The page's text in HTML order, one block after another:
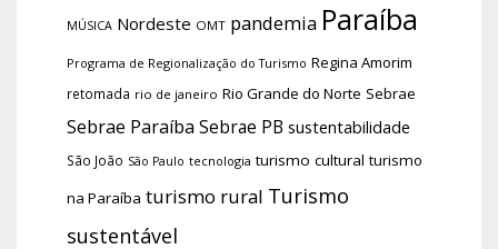
MÚSICA Nordeste OMT pandemia Paraíba
Programa de Regionalização do Turismo Regina Amorim
retomada rio de janeiro Rio Grande do Norte Sebrae
Sebrae Paraíba Sebrae PB sustentabilidade
São João São Paulo tecnologia turismo cultural turismo
na Paraíba turismo rural Turismo
sustentável